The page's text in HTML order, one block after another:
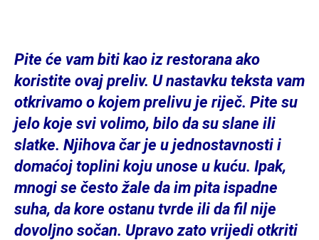
Pite će vam biti kao iz restorana ako
koristite ovaj preliv. U nastavku teksta vam
otkrivamo o kojem prelivu je riječ. Pite su
jelo koje svi volimo, bilo da su slane ili
slatke. Njihova čar je u jednostavnosti i
domaćoj toplini koju unose u kuću. Ipak,
mnogi se često žale da im pita ispadne
suha, da kore ostanu tvrde ili da fil nije
dovoljno sočan. Upravo zato vrijedi otkriti